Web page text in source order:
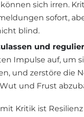
sich irren.
sofort,
blind.
und
Impulse auf, um
und zerstöre die
und Frust
Kritik ist